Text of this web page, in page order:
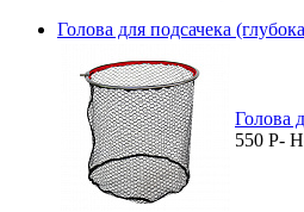
Голова для подсачека
Голова
550 Р-